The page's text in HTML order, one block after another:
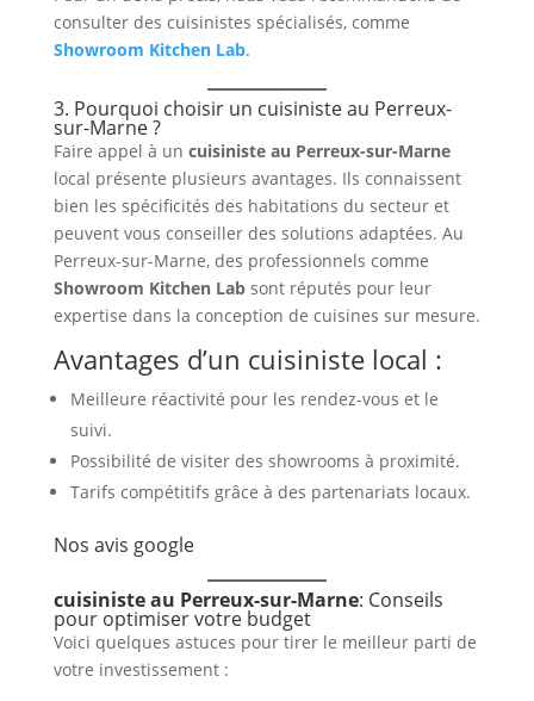
consulter des cuisinistes spécialisés, comme
Showroom Kitchen Lab.
3. Pourquoi choisir un cuisiniste au Perreux-
sur-Marne ?
Faire appel à un cuisiniste au Perreux-sur-Marne
local présente plusieurs avantages. Ils connaissent
bien les spécificités des habitations du secteur et
peuvent vous conseiller des solutions adaptées. Au
Perreux-sur-Marne, des professionnels comme
Showroom Kitchen Labsont réputés pour leur
expertise dans la conception de cuisines sur mesure.
Avantages d’un cuisiniste local :
Meilleure réactivité pour les rendez-vous et le
suivi.
Possibilité de visiter des showrooms à proximité.
Tarifs compétitifs grâce à des partenariats locaux.
Nos avis google
cuisiniste au Perreux-sur-Marne: Conseils
pour optimiser votre budget
Voici quelques astuces pour tirer le meilleur parti de
votre investissement :